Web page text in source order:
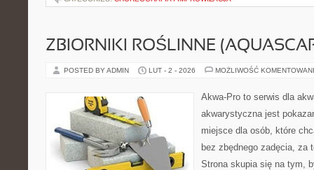
ZBIORNIKI ROŚLINNE
POSTED BY ADMIN LUT - 2 - 2026 MOŻLIWOŚĆ
Akwa-Pro to serwis dla
akwarystyczna jest
miejsce dla osób, które
bez zbędnego zadęcia, za
Strona skupia się na tym,